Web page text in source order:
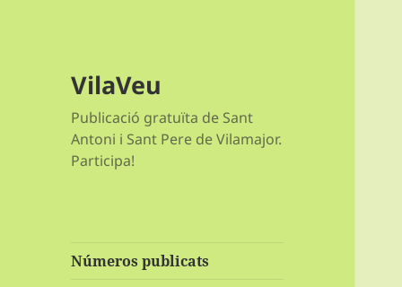
VilaVeu
Publicació gratuïta de Sant
Antoni i Sant Pere de Vilamajor.
Participa!
Números publicats